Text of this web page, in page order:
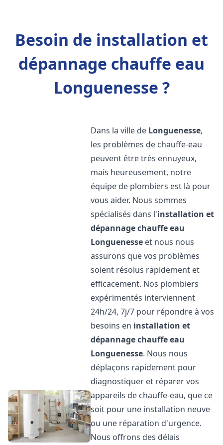
Besoin de installation et
dépannage chauffe eau
Longuenesse ?
Dans la ville de Longuenesse,
les problèmes de chauffe-eau
peuvent être très ennuyeux,
mais heureusement, notre
équipe de plombiers est là pour
vous aider. Nous sommes
spécialisés dans l'installation et
dépannage chauffe eau
Longuenesse et nous nous
assurons que vos problèmes
soient résolus rapidement et
efficacement. Nos plombiers
expérimentés interviennent
24h/24, 7j/7 pour répondre à vos
besoins en installation et
dépannage chauffe eau
Longuenesse. Nous nous
déplaçons rapidement pour
diagnostiquer et réparer vos
appareils de chauffe-eau, que ce
soit pour une installation neuve
ou une réparation d'urgence.
Nous offrons des délais